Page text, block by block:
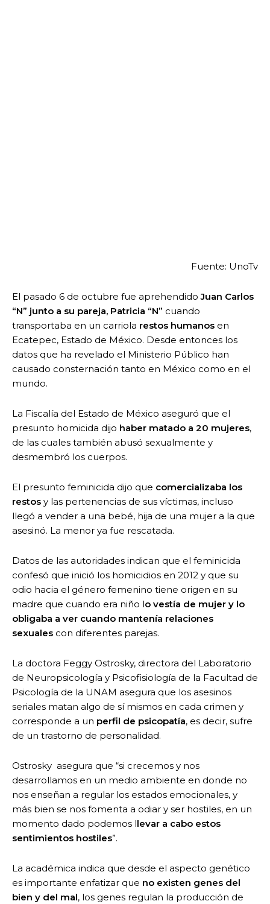
Fuente: UnoTv
El pasado 6 de octubre fue aprehendidoJuan Carlos
“N” junto a su pareja, Patricia “N” cuando
transportaba en un carriola restos humanos en
Ecatepec, Estado de México. Desde entonces los
datos que ha revelado el Ministerio Público han
causado consternación tanto en México como en el
mundo.
La Fiscalía del Estado de México aseguró que el
presunto homicida dijo haber matado a 20 mujeres,
de las cuales también abusó sexualmente y
desmembró los cuerpos.
El presunto feminicida dijo que comercializaba los
restos y las pertenencias de sus víctimas, incluso
llegó a vender a una bebé, hija de una mujer a la que
asesinó. La menor ya fue rescatada.
Datos de las autoridades indican que el feminicida
confesó que inició los homicidios en 2012 y que su
odio hacia el género femenino tiene origen en su
madre que cuando era niño lo vestía de mujer y lo
obligaba a ver cuando mantenía relaciones
sexuales con diferentes parejas.
La doctora Feggy Ostrosky, directora del Laboratorio
de Neuropsicología y Psicofisiología de la Facultad de
Psicología de la UNAM asegura que los asesinos
seriales matan algo de sí mismos en cada crimen y
corresponde a un perfil de psicopatía, es decir, sufre
de un trastorno de personalidad.
Ostrosky asegura que “si crecemos y nos
desarrollamos en un medio ambiente en donde no
nos enseñan a regular los estados emocionales, y
más bien se nos fomenta a odiar y ser hostiles, en un
momento dado podemos llevar a cabo estos
sentimientos hostiles”.
La académica indica que desde el aspecto genético
es importante enfatizar que no existen genes del
bien y del mal, los genes regulan la producción de